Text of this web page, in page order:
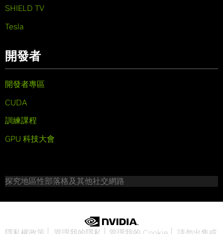
SHIELD TV
Tesla
開發者
開發者專區
CUDA
訓練課程
GPU 科技大會
探究地區性部落格及其他社交網路